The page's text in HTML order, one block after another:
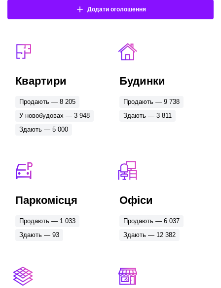
Софіївська Борщагівка
Петропавлівська Борщагівка
Одеса
Харків
Рівне
Вінниця
Тернопіль
Суми
Чернігів
Миколаїв
Житомир
Чернівці
Луцьк
Херсон
Додати оголошення
Квартири
Продають — 8 205
У новобудовах — 3 948
Здають — 5 000
Будинки
Продають — 9 738
Здають — 3 811
Паркомісця
Продають — 1 033
Здають — 93
Офіси
Продають — 6 037
Здають — 12 382